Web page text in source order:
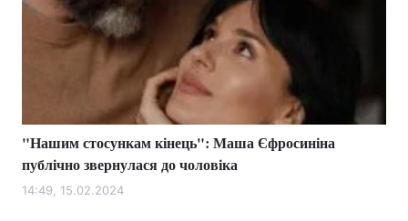
"Нашим стосункам кінець": Маша Єфросиніна
публічно звернулася до чоловіка
14:49, 15.02.2024